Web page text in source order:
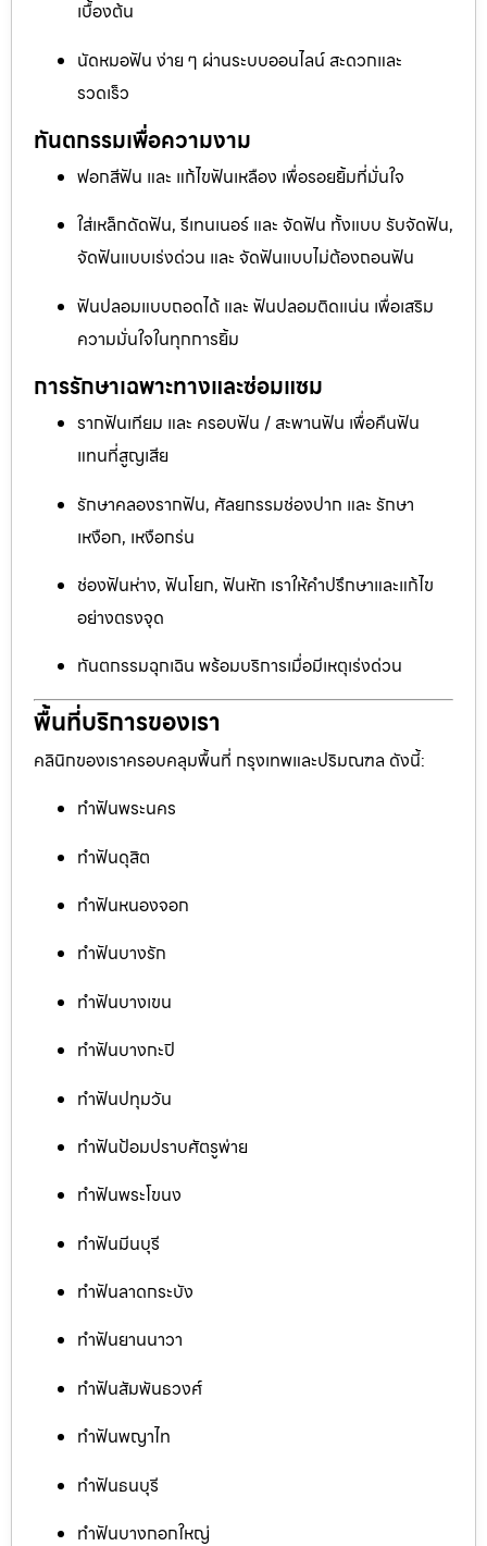
เบื้องต้น
นัดหมอฟัน ง่าย ๆ ผ่านระบบออนไลน์ สะดวกและ
รวดเร็ว
ทันตกรรมเพื่อความงาม
ฟอกสีฟัน และ แก้ไขฟันเหลือง เพื่อรอยยิ้มที่มั่นใจ
ใส่เหล็กดัดฟัน, รีเทนเนอร์ และ จัดฟัน ทั้งแบบ รับจัดฟัน,
จัดฟันแบบเร่งด่วน และ จัดฟันแบบไม่ต้องถอนฟัน
ฟันปลอมแบบถอดได้ และ ฟันปลอมติดแน่น เพื่อเสริม
ความมั่นใจในทุกการยิ้ม
การรักษาเฉพาะทางและซ่อมแซม
รากฟันเทียม และ ครอบฟัน / สะพานฟัน เพื่อคืนฟัน
แทนที่สูญเสีย
รักษาคลองรากฟัน, ศัลยกรรมช่องปาก และ รักษา
เหงือก, เหงือกร่น
ช่องฟันห่าง, ฟันโยก, ฟันหัก เราให้คำปรึกษาและแก้ไข
อย่างตรงจุด
ทันตกรรมฉุกเฉิน พร้อมบริการเมื่อมีเหตุเร่งด่วน
พื้นที่บริการของเรา
คลินิกของเราครอบคลุมพื้นที่ กรุงเทพและปริมณฑล ดังนี้:
ทำฟันพระนคร
ทำฟันดุสิต
ทำฟันหนองจอก
ทำฟันบางรัก
ทำฟันบางเขน
ทำฟันบางกะปิ
ทำฟันปทุมวัน
ทำฟันป้อมปราบศัตรูพ่าย
ทำฟันพระโขนง
ทำฟันมีนบุรี
ทำฟันลาดกระบัง
ทำฟันยานนาวา
ทำฟันสัมพันธวงศ์
ทำฟันพญาไท
ทำฟันธนบุรี
ทำฟันบางกอกใหญ่